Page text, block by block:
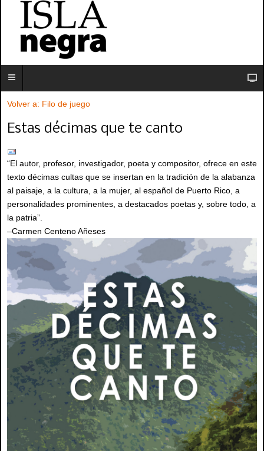
Volver a: Filo de juego
Estas décimas que te canto
“El autor, profesor, investigador, poeta y compositor, ofrece en este
texto décimas cultas que se insertan en la tradición de la alabanza
al paisaje, a la cultura, a la mujer, al español de Puerto Rico, a
personalidades prominentes, a destacados poetas y, sobre todo, a
la patria”.
–Carmen Centeno Añeses